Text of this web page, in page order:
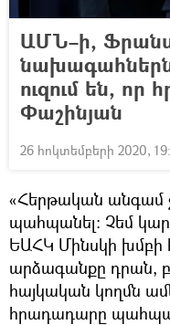
ԱՄՆ–ի,
նախագահներն
ուզում են, որ
Փաշինյան
26 հոկտեմբերի 2020,
«Հերթական անգամ
պահպանել։ Չեմ
ԵԱՀԿ Մինսկի
արձագանքը դրան,
հայկական կողմն
հրադադարը